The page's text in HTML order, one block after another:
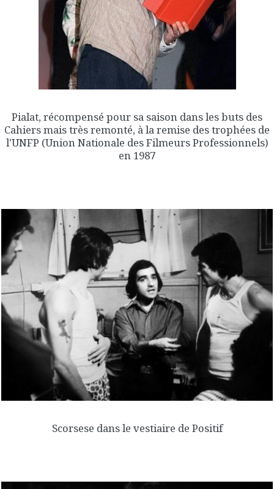
Pialat, récompensé pour sa saison dans les buts des
Cahiers mais très remonté, à la remise des trophées de
l'UNFP (Union Nationale des Filmeurs Professionnels)
en 1987
Scorsese dans le vestiaire de Positif